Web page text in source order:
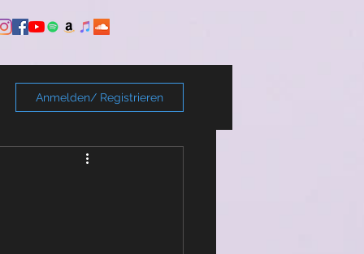
Anmelden/ Registrieren